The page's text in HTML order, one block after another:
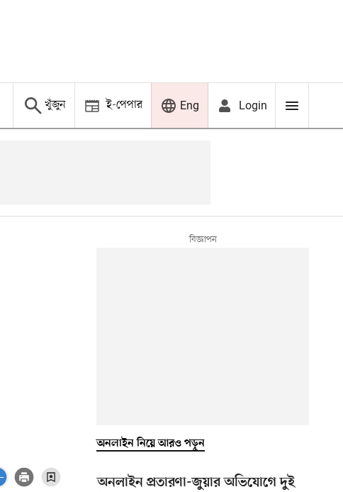
খুঁজুন ই-পেপার Eng Login
অনলাইন নিয়ে আরও পড়ুন
অনলাইন প্রতারণা-জুয়ার অভিযোগে দুই